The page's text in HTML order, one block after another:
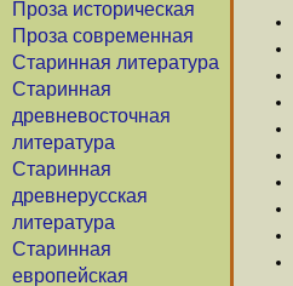
Проза историческая
Проза современная
Старинная литература
Старинная
древневосточная
литература
Старинная
древнерусская
литература
Старинная
европейская